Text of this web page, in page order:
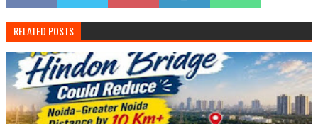
RELATED POSTS